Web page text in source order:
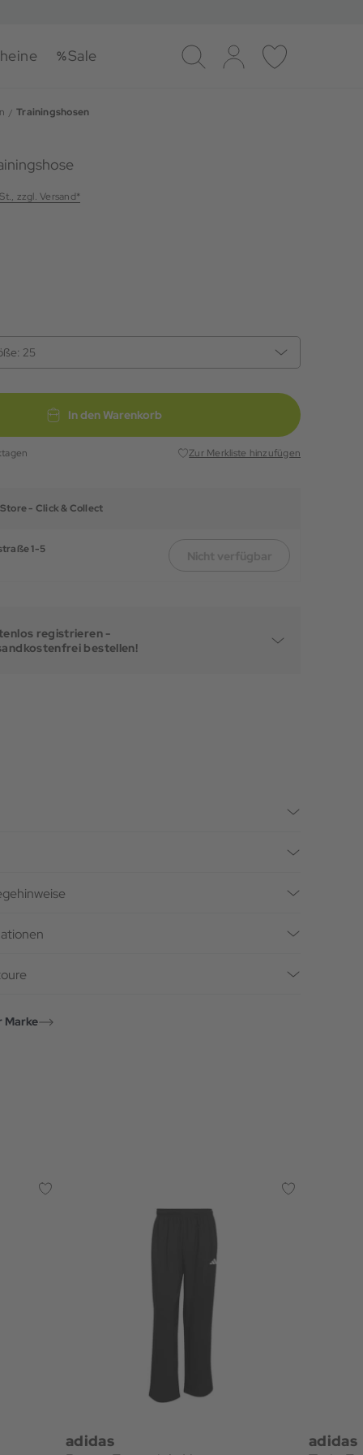
Sale
Suche Log-in Merkliste
Trainingshosen
zzgl. Versand*
25
In den Warenkorb
Zur Merkliste hinzufügen
- Click & Collect
1-5
registrieren -
bestellen!
Marke
adidas
adidas